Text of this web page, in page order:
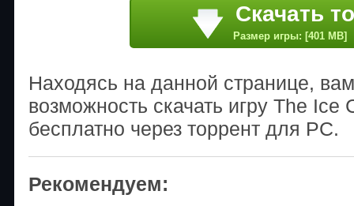
Скачать
Размер игры: [401 MB]
Находясь на данной странице,
возможность скачать игру The
бесплатно через торрент для PC.
Рекомендуем: